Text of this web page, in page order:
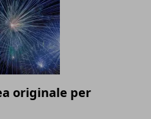
originale per